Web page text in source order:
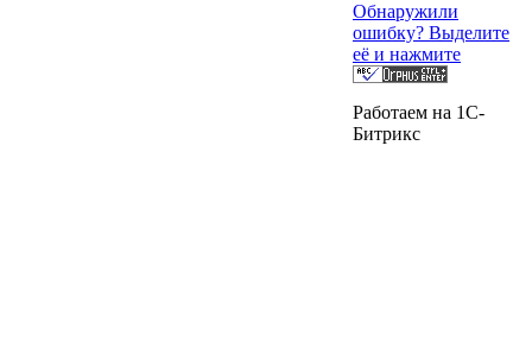
Обнаружили
ошибку? Выделите
её и нажмите
Работаем на 1C-
Битрикс